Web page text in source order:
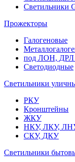
Светильники
Прожекторы
Галогеновые
под ЛОН, ДРЛ
Светодиодные
Светильники
РКУ
Кронштейны
ЖКУ
НКУ, ЛКУ,
СКУ, ДКУ
Светильники